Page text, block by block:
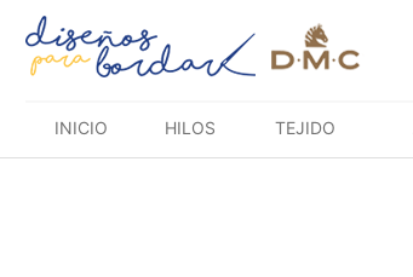
Saltar
contenido
INICIO HILOS TEJIDO